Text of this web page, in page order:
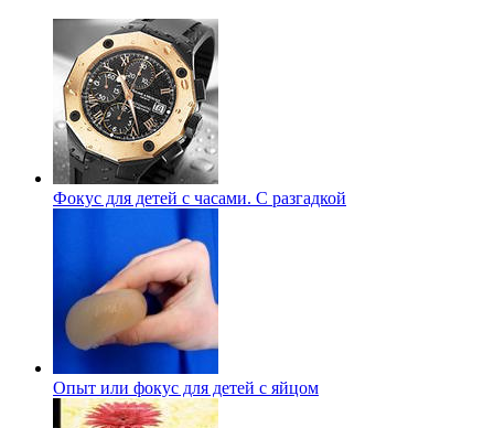
Фокус для детей с часами. С разгадкой
Опыт или фокус для детей с яйцом